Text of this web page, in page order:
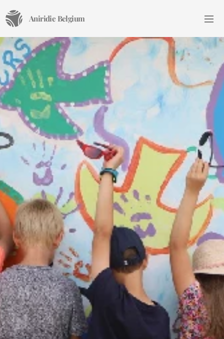
Aniridie Belgium